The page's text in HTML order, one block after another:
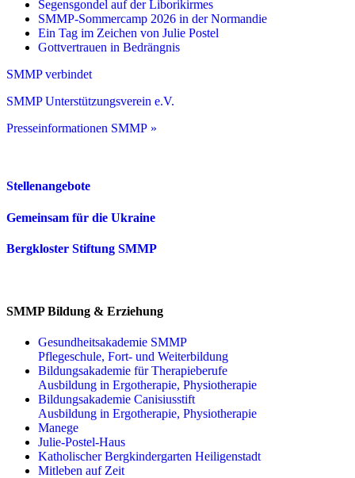
Segensgondel auf der Liborikirmes
SMMP-Sommercamp 2026 in der Normandie
Ein Tag im Zeichen von Julie Postel
Gottvertrauen in Bedrängnis
SMMP verbindet
SMMP Unterstützungsverein e.V.
Presseinformationen SMMP »
Stellenangebote
Gemeinsam für die Ukraine
Bergkloster Stiftung SMMP
SMMP Bildung & Erziehung
Gesundheitsakademie SMMP
Pflegeschule, Fort- und Weiterbildung
Bildungsakademie für Therapieberufe
Ausbildung in Ergotherapie, Physiotherapie
Bildungsakademie Canisiusstift
Ausbildung in Ergotherapie, Physiotherapie
Manege
Julie-Postel-Haus
Katholischer Bergkindergarten Heiligenstadt
Mitleben auf Zeit